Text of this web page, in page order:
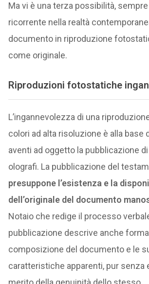
Ma vi è una terza possibilità,
ricorrente nella realtà
documento in riproduzione
come originale.
Riproduzioni fotostatiche
L’ingannevolezza di una
colori ad alta risoluzione è alla base
aventi ad oggetto la pubblicazione
olografi. La pubblicazione del
presuppone l’esistenza e la
dell’originale del documento
Notaio che redige il processo
pubblicazione descrive anche
composizione del documento e le
caratteristiche apparenti, pur senza